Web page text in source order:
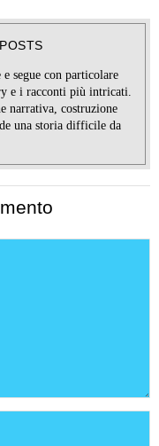
e segue con particolare
e i racconti più intricati.
narrativa, costruzione
una storia difficile da